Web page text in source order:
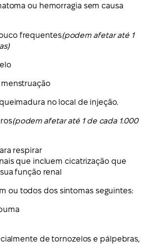
ou hemorragia sem causa
frequentes(podem afetar até 1
no local de injeção.
(podem afetar até 1 de cada 1.000
respirar
que incluem cicatrização que
função renal
ou todos dos sintomas seguintes:
de tornozelos e pálpebras,